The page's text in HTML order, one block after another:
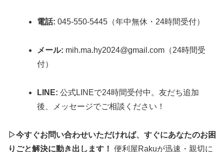
電話: 045-550-5445（年中無休・24時間受付）
メール: mih.ma.hy2024@gmail.com（24時間受
付）
LINE: 公式LINEで24時間受付中。友だち追加
後、メッセージでご相談ください！
▷今すぐお問い合わせいただければ、すぐにあなたのお困
りごと解決に動き出します！ 便利屋Rakuが迅速・親切に